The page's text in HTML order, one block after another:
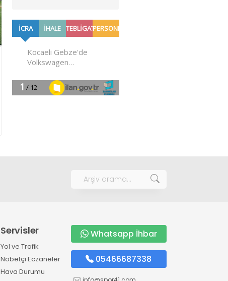
Servisler
Yol ve Trafik
Nöbetçi Eczaneler
Hava Durumu
Whatsapp İhbar
05466687338